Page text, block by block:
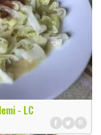
- LC